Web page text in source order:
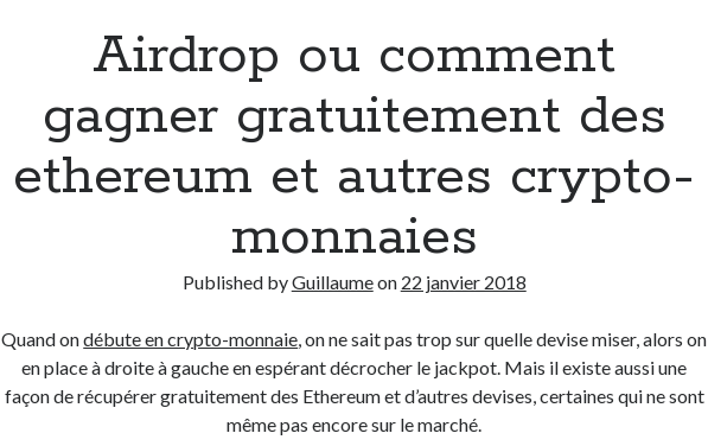
Airdrop ou comment
gagner gratuitement des
ethereum et autres crypto-
monnaies
Published byGuillaumeon 22 janvier 2018
Quand ondébute en crypto-monnaie, on ne sait pas trop sur quelle devise miser, alors on
en place à droite à gauche en espérant décrocher le jackpot. Mais il existe aussi une
façon de récupérer gratuitement des Ethereum et d’autres devises, certaines qui ne sont
même pas encore sur le marché.